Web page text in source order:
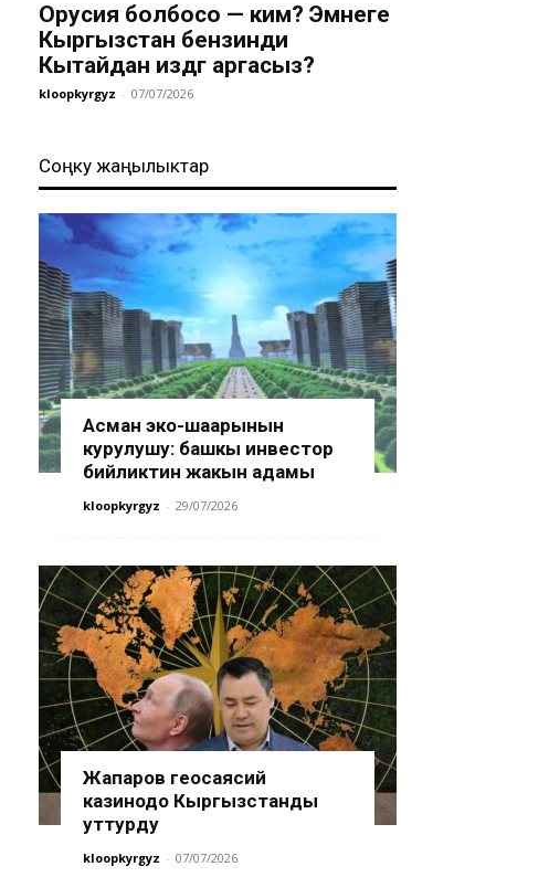
Орусия болбосо — ким? Эмнеге
Кыргызстан бензинди
Кытайдан издөөгө аргасыз?
kloopkyrgyz - 07/07/2026
Соңку жаңылыктар
Асман эко-шаарынын
курулушу: башкы инвестор
бийликтин жакын адамы
kloopkyrgyz - 29/07/2026
Жапаров геосаясий
казинодо Кыргызстанды
уттурду
kloopkyrgyz - 07/07/2026